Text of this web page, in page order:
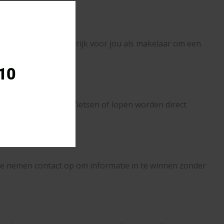
is het zo belangrijk voor jou als makelaar om een
de woning rijden, fietsen of lopen worden direct
nemen contact op om informatie in te winnen zonder